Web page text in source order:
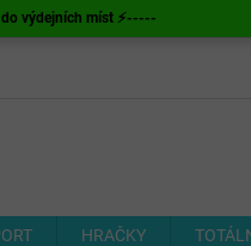
do výdejních míst ⚡-----
HRAČKY